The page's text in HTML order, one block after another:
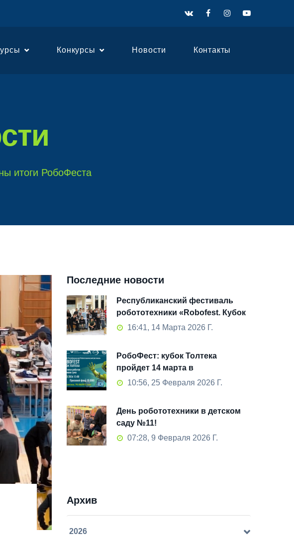
Конкурсы Новости Контакты
итоги РобоФеста
Последние новости
Республиканский фестиваль
робототехники «Robofest. Кубок
Толтека» 2026: как это было
16:41, 14 Марта 2026 Г.
РобоФест: кубок Толтека
пройдет 14 марта в
Стерлитамаке!
10:56, 25 Февраля 2026 Г.
День робототехники в детском
саду №11!
07:28, 9 Февраля 2026 Г.
Архив
2026